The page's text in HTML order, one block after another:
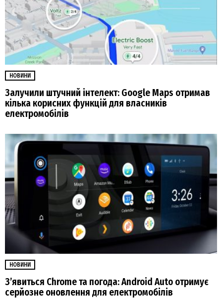
НОВИНИ
Залучили штучний інтелект: Google Maps отримав
кілька корисних функцій для власників
електромобілів
НОВИНИ
З’явиться Chrome та погода: Android Auto отримує
серйозне оновлення для електромобілів